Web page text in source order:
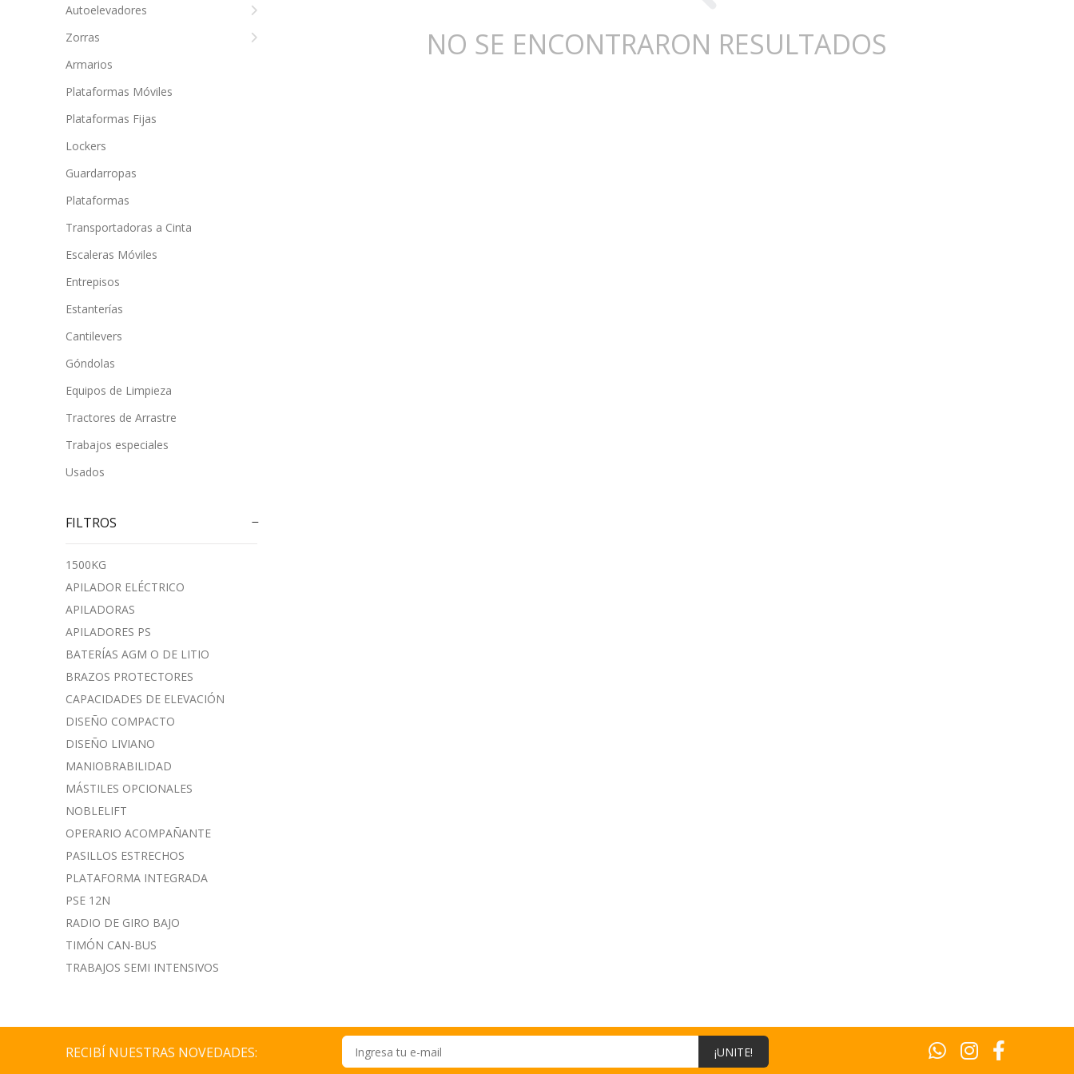
Autoelevadores
Zorras
Armarios
Plataformas Móviles
Plataformas Fijas
Lockers
Guardarropas
Plataformas
Transportadoras a Cinta
Escaleras Móviles
Entrepisos
Estanterías
Cantilevers
Góndolas
Equipos de Limpieza
Tractores de Arrastre
Trabajos especiales
Usados
FILTROS
1500KG
APILADOR ELÉCTRICO
APILADORAS
APILADORES PS
BATERÍAS AGM O DE LITIO
BRAZOS PROTECTORES
CAPACIDADES DE ELEVACIÓN
DISEÑO COMPACTO
DISEÑO LIVIANO
MANIOBRABILIDAD
MÁSTILES OPCIONALES
NOBLELIFT
OPERARIO ACOMPAÑANTE
PASILLOS ESTRECHOS
PLATAFORMA INTEGRADA
PSE 12N
RADIO DE GIRO BAJO
TIMÓN CAN-BUS
TRABAJOS SEMI INTENSIVOS
NO SE ENCONTRARON RESULTADOS
RECIBÍ NUESTRAS NOVEDADES: ¡UNITE!